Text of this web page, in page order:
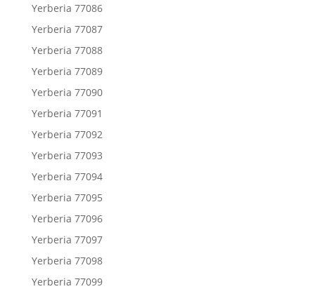
Yerberia 77086
Yerberia 77087
Yerberia 77088
Yerberia 77089
Yerberia 77090
Yerberia 77091
Yerberia 77092
Yerberia 77093
Yerberia 77094
Yerberia 77095
Yerberia 77096
Yerberia 77097
Yerberia 77098
Yerberia 77099